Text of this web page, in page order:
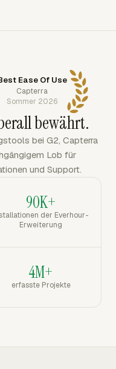
Ease Of Use
Capterra
Sommer 2026
bewährt.
bei G2, Capterra
Lob für
und Support.
90K+
der Everhour-
Erweiterung
4M+
erfasste Projekte